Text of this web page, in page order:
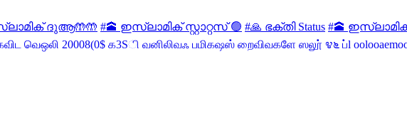
ദുആ🤲🤲 #🕋 ഇസ്ലാമിക് സ്റ്റാറ്റസ് 🟢 #🙏 ഭക്തി Status #🕋 ഇസ്ലാമിക്